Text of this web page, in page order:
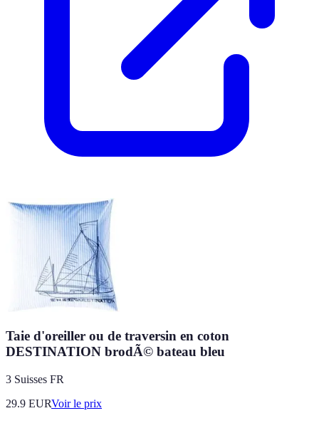
Taie d'oreiller ou de traversin en coton
DESTINATION brodÃ© bateau bleu
3 Suisses FR
29.9 EURVoir le prix